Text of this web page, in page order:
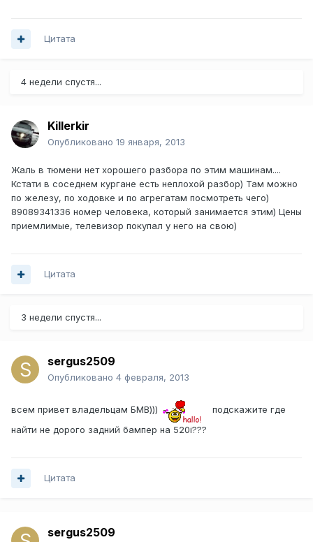
Цитата
4 недели спустя...
Killerkir
Опубликовано 19 января, 2013
Жаль в тюмени нет хорошего разбора по этим машинам....
Кстати в соседнем кургане есть неплохой разбор) Там можно
по железу, по ходовке и по агрегатам посмотреть чего)
89089341336 номер человека, который занимается этим) Цены
приемлимые, телевизор покупал у него на свою)
Цитата
3 недели спустя...
sergus2509
Опубликовано 4 февраля, 2013
всем привет владельцам БМВ)))
подскажите где
найти не дорого задний бампер на 520i???
Цитата
sergus2509